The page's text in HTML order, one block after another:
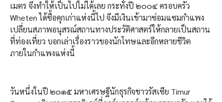
เมตร จึงทำให้เป็นไปไม่ได้เลย กระทั่งปี ๒๐๐๔ ครอบครัว
Wheten ได้ซื้อคุกเก่าแห่งนี้ไป จึงมีเงินเข้ามาซ่อมแซมกำแพง
เปลี่ยนสภาพอนุสรณ์สถานทางประวัติศาสตร์ให้กลายเป็นสถาน
ที่ท่องเที่ยว บอกเล่าเรื่องราวของนักโทษและอีกหลายชีวิต
ภายในกำแพงแห่งนี้
วันหนึ่งในปี ๒๐๑๕ มหาเศรษฐีนักธุรกิจชาวรัสเซีย Timur